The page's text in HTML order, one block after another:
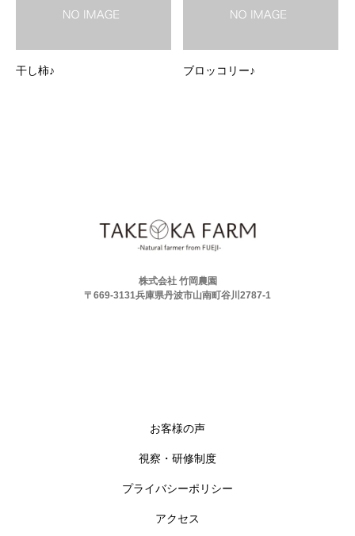
干し柿♪ ブロッコリー♪
株式会社 竹岡農園
〒669-3131兵庫県丹波市山南町谷川2787-1
お客様の声
視察・研修制度
プライバシーポリシー
アクセス